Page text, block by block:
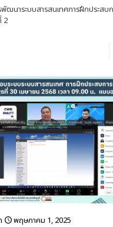
พัฒนาระบบสารสนเทศการฝึกประส
2
พฤษภาคม 1, 2025